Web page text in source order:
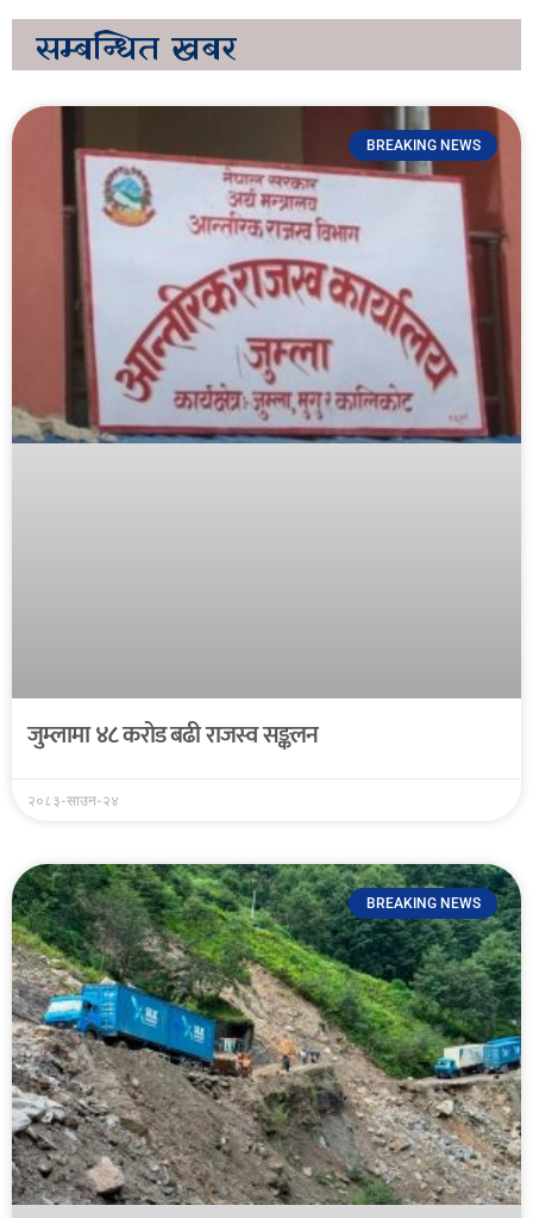
सम्बन्धित खबर
BREAKING NEWS
जुम्लामा ४८ करोड बढी राजस्व सङ्कलन
२०८३-साउन-२४
BREAKING NEWS